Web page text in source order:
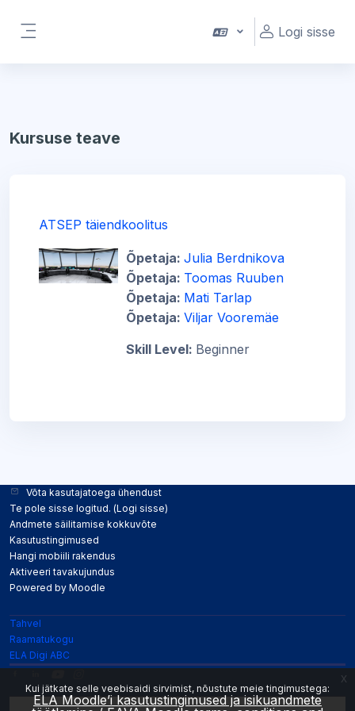
Kui jätkate selle veebisaidi sirvimist, nõustute meie tingimustega:
ELA Moodle’i kasutustingimused ja isikuandmete
x
Logi sisse
Kursuse teave
ATSEP täiendkoolitus
Õpetaja: Julia Berdnikova
Õpetaja: Toomas Ruuben
Õpetaja: Mati Tarlap
Õpetaja: Viljar Vooremäe
Skill Level: Beginner
Võta kasutajatoega ühendust
Te pole sisse logitud. (Logi sisse)
Andmete säilitamise kokkuvõte
Kasutustingimused
Hangi mobiili rakendus
Aktiveeri tavakujundus
Powered by Moodle
Tahvel
Raamatukogu
ELA Digi ABC